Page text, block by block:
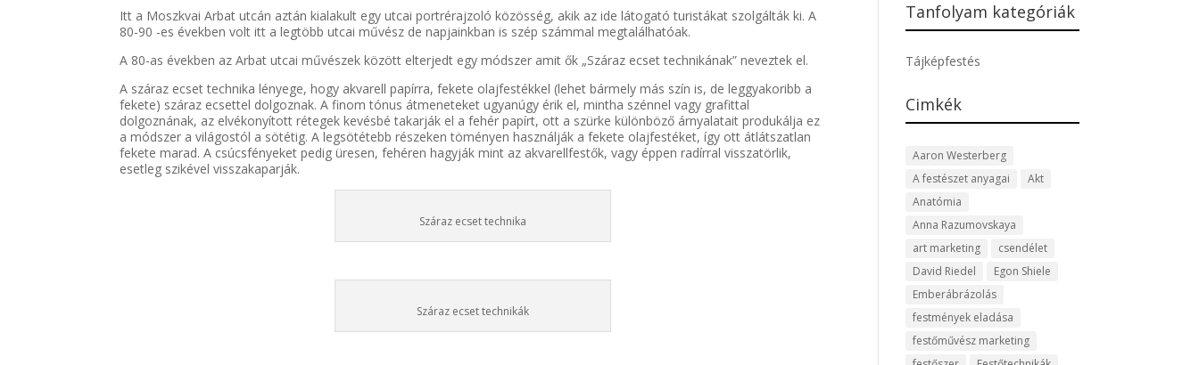
Itt a Moszkvai Arbat utcán aztán kialakult egy utcai portrérajzoló közösség, akik az ide látogató turistákat szolgálták ki. A
80-90 -es években volt itt a legtöbb utcai művész de napjainkban is szép számmal megtalálhatóak.
A 80-as években az Arbat utcai művészek között elterjedt egy módszer amit ők „Száraz ecset technikának” neveztek el.
A száraz ecset technika lényege, hogy akvarell papírra, fekete olajfestékkel (lehet bármely más szín is, de leggyakoribb a
fekete) száraz ecsettel dolgoznak. A finom tónus átmeneteket ugyanúgy érik el, mintha szénnel vagy grafittal
dolgoznának, az elvékonyított rétegek kevésbé takarják el a fehér papírt, ott a szürke különböző árnyalatait produkálja ez
a módszer a világostól a sötétig. A legsötétebb részeken töményen használják a fekete olajfestéket, így ott átlátszatlan
fekete marad. A csúcsfényeket pedig üresen, fehéren hagyják mint az akvarellfestők, vagy éppen radírral visszatörlik,
esetleg szikével visszakaparják.
Száraz ecset technika
Száraz ecset technikák
Tanfolyam kategóriák
Tájképfestés
Cimkék
Aaron Westerberg
A festészet anyagai
Akt
Anatómia
Anna Razumovskaya
art marketing
csendélet
David Riedel
Egon Shiele
Emberábrázolás
festmények eladása
festőművész marketing